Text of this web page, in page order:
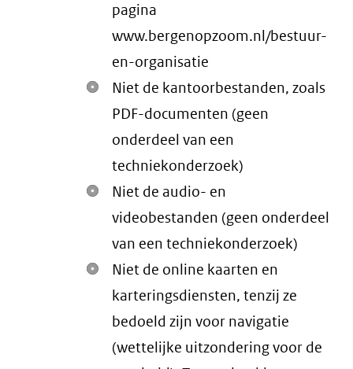
pagina
www.bergenopzoom.nl/bestuur-
en-organisatie
Niet de kantoorbestanden, zoals
PDF-documenten (geen
onderdeel van een
techniekonderzoek)
Niet de audio- en
videobestanden (geen onderdeel
van een techniekonderzoek)
Niet de online kaarten en
karteringsdiensten, tenzij ze
bedoeld zijn voor navigatie
(wettelijke uitzondering voor de